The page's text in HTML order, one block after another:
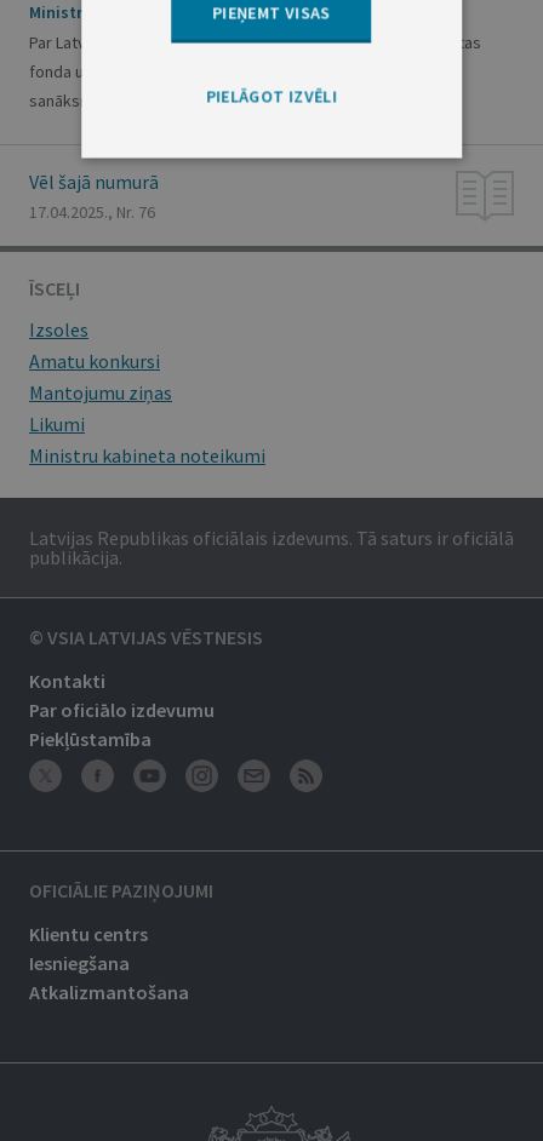
Ministru kabineta rīkojums Nr. 219
Par Latvijas Republikas delegāciju dalībai Starptautiskā Valūtas
fonda un Pasaules Bankas grupas pilnvarnieku pavasara
sanāksmēs 2025. gada 21.–26. aprīlī
Vēl šajā numurā
17.04.2025., Nr. 76
ĪSCEĻI
Izsoles
Amatu konkursi
Mantojumu ziņas
Likumi
Ministru kabineta noteikumi
Latvijas Republikas oficiālais izdevums. Tā saturs ir oficiālā
publikācija.
© VSIA LATVIJAS VĒSTNESIS
Kontakti
Par oficiālo izdevumu
Piekļūstamība
OFICIĀLIE PAZIŅOJUMI
Klientu centrs
Iesniegšana
Atkalizmantošana
PIEŅEMT VISAS
PIELĀGOT IZVĒLI